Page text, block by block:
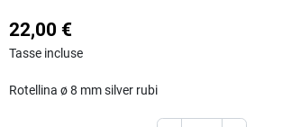
22,00 €
Tasse incluse
Rotellina ø 8 mm silver rubi